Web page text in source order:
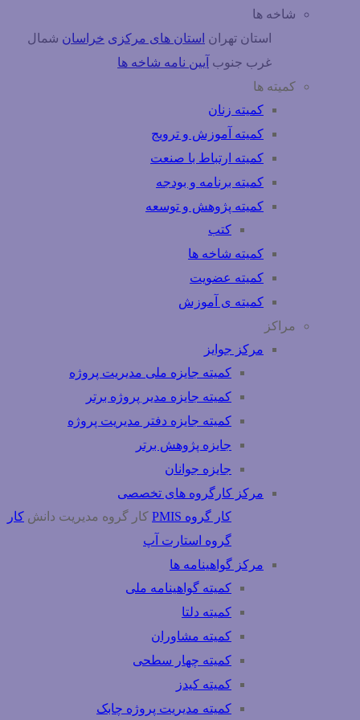
شاخه ها
استان تهران استان های مرکزی خراسان شمال
جنوب آیین نامه شاخه ها
کمیته ها
کمیته زنان
کمیته آموزش و ترویج
کمیته ارتباط با صنعت
کمیته برنامه و بودجه
کمیته پژوهش و توسعه
کمیته شاخه ها
کمیته عضویت
کمیته ی آموزش
مرکز جوایز
کمیته جایزه ملی مدیریت پروژه
کمیته جایزه مدیر پروژه برتر
کمیته جایزه دفتر مدیریت پروژه
جایزه پژوهش برتر
جایزه جوانان
مرکز کارگروه های تخصصی
کار گروه مدیریت دانش کار
گروه استارت آپ
مرکز گواهینامه ها
کمیته گواهینامه ملی
کمیته دلتا
کمیته مشاوران
کمیته چهار سطحی
کمیته کیدز
کمیته مدیریت پروژه چابک